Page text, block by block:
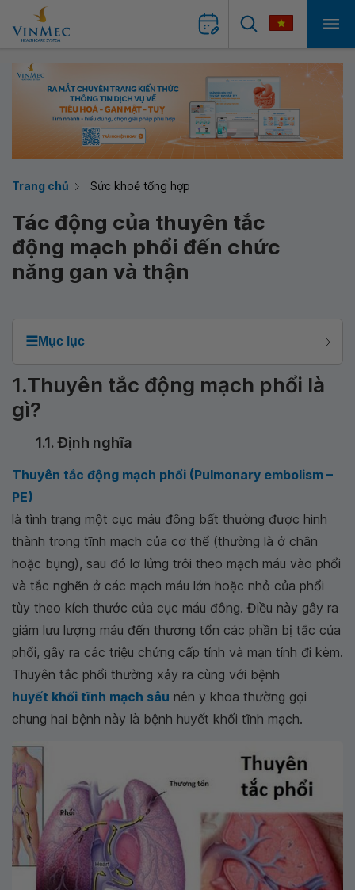
Trang chủ Sức khoẻ tổng hợp
Tác động của thuyên tắc
động mạch phổi đến chức
năng gan và thận
☰Mục lục
1.Thuyên tắc động mạch phổi là
gì?
1.1. Định nghĩa
Thuyên tắc động mạch phổi (Pulmonary embolism –
PE)
là tình trạng một cục máu đông bất thường được hình
thành trong tĩnh mạch của cơ thể (thường là ở chân
hoặc bụng), sau đó lơ lửng trôi theo mạch máu vào phổi
và tắc nghẽn ở các mạch máu lớn hoặc nhỏ của phổi
tùy theo kích thước của cục máu đông. Điều này gây ra
giảm lưu lượng máu đến thương tổn các phần bị tắc của
phổi, gây ra các triệu chứng cấp tính và mạn tính đi kèm.
Thuyên tắc phổi thường xảy ra cùng với bệnh
huyết khối tĩnh mạch sâu nên y khoa thường gọi
chung hai bệnh này là bệnh huyết khối tĩnh mạch.